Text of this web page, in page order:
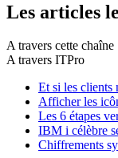
Les articles
A travers cette chaîne
A travers ITPro
Et si les clients
Afficher les
Les 6 étapes
IBM i célèbre
Chiffrements